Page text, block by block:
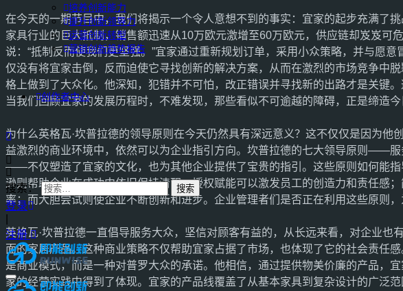
培养创新能力
提升创新领导力
运营创新转型
营销创新趋势报告
创作者中心
搜索：
登录
注册
在今天的一期节目中，我们将揭示一个令人意想不到的事实：宜家的起步充满了
家具行业的巨大抵制，销售额迅速从10万欧元激增至60万欧元，供应链却岌岌可
说：“抵制反而使我们更坚强。”宜家通过重新规划订单，采用小众策略，并与愿
仅没有将宜家击倒，反而迫使它寻找创新的解决方案，从而在激烈的市场竞争中
格上做到了大众化。他深知，犯错并不可怕，改正错误并寻找新的出路才是关键
当我们回顾宜家的发展历程时，不难发现，那些看似不可逾越的障碍，正是缔造今
为什么英格瓦·坎普拉德的领导原则在今天仍然具有深远意义？这不仅仅是因为
益激烈的商业环境中，依然可以为企业指引方向。坎普拉德的七大领导原则——
——不仅塑造了宜家的文化，也为其他企业提供了宝贵的指引。这些原则如何能
逊则帮助企业在成功中依旧保持清醒；授权赋能可以激发员工的创造力和责任感
率；而大胆尝试则使企业不断创新和进步。企业管理者们是否正在利用这些原则
英格瓦·坎普拉德一直倡导服务大众，坚信对顾客有益的，从长远来看，对企业
面的家居产品。这种商业策略不仅帮助宜家占据了市场，也体现了它的社会责任
是商业模式，而是一种对普罗大众的承诺。他相信，通过提供物美价廉的产品，
家的经营实践中得到了体现。宜家的产品线覆盖了从基本家具到复杂设计的广泛